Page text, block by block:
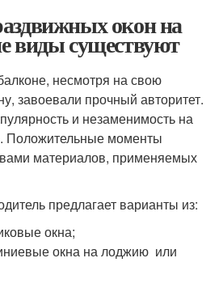
окон на
виды существуют
несмотря на свою
завоевали прочный авторитет.
и незаменимость на
Положительные моменты
материалов, применяемых
предлагает варианты из:
окна;
окна на лоджию или